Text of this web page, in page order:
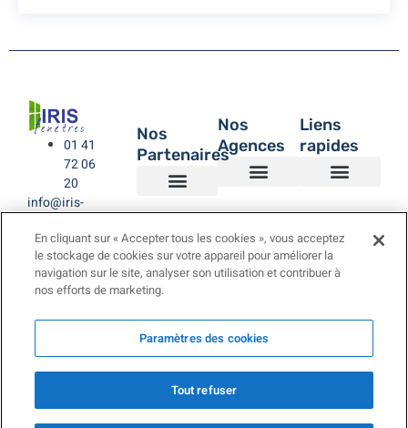
01 41
72 06
20
info@iris-
Nos
Partenaires
Nos
Agences
Liens
rapides
En cliquant sur « Accepter tous les cookies », vous acceptez
le stockage de cookies sur votre appareil pour améliorer la
navigation sur le site, analyser son utilisation et contribuer à
nos efforts de marketing.
Paramètres des cookies
Tout refuser